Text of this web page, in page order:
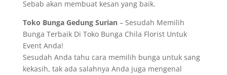
Sebab akan membuat kesan yang baik.
Toko Bunga Gedung Surian– Sesudah Memilih
Bunga Terbaik Di Toko Bunga Chila Florist Untuk
Event Anda!
Sesudah Anda tahu cara memilih bunga untuk sang
kekasih, tak ada salahnya Anda juga mengenal